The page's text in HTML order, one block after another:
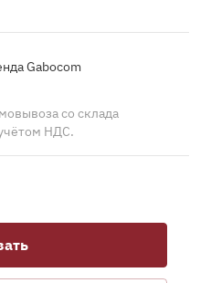
Gabocom
со склада
НДС.